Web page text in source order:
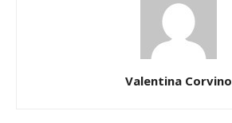
Valentina Corvino